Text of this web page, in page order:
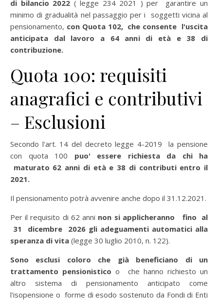
di bilancio 2022 ( legge 234 2021 ) per garantire un
minimo di gradualità nel passaggio per i soggetti vicina al
pensionamento, con Quota 102, che consente l'uscita
anticipata dal lavoro a 64 anni di età e 38 di
contribuzione.
Quota 100: requisiti
anagrafici e contributivi
– Esclusioni
Secondo l'art. 14 del decreto legge 4-2019 la pensione
con quota 100 puo' essere richiesta da chi ha
maturato 62 anni di età e 38 di contributi entro il
2021.
Il pensionamento potrà avvenire anche dopo il 31.12.2021.
Per il requisito di 62 anni non si applicheranno fino al
31 dicembre 2026 gli adeguamenti automatici alla
speranza di vita (legge 30 luglio 2010, n. 122).
Sono esclusi coloro che già beneficiano di un
trattamento pensionistico o che hanno richiesto un
altro sistema di pensionamento anticipato come
l'isopensione o forme di esodo sostenuto da Fondi di Enti